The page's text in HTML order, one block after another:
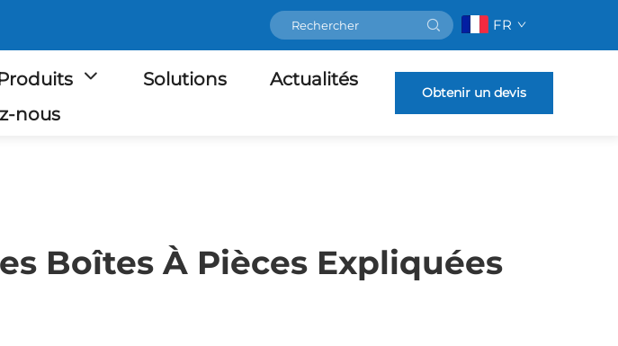
FR
Solutions
Actualités
nous
Obtenir un devis
Boîtes À Pièces Expliquées